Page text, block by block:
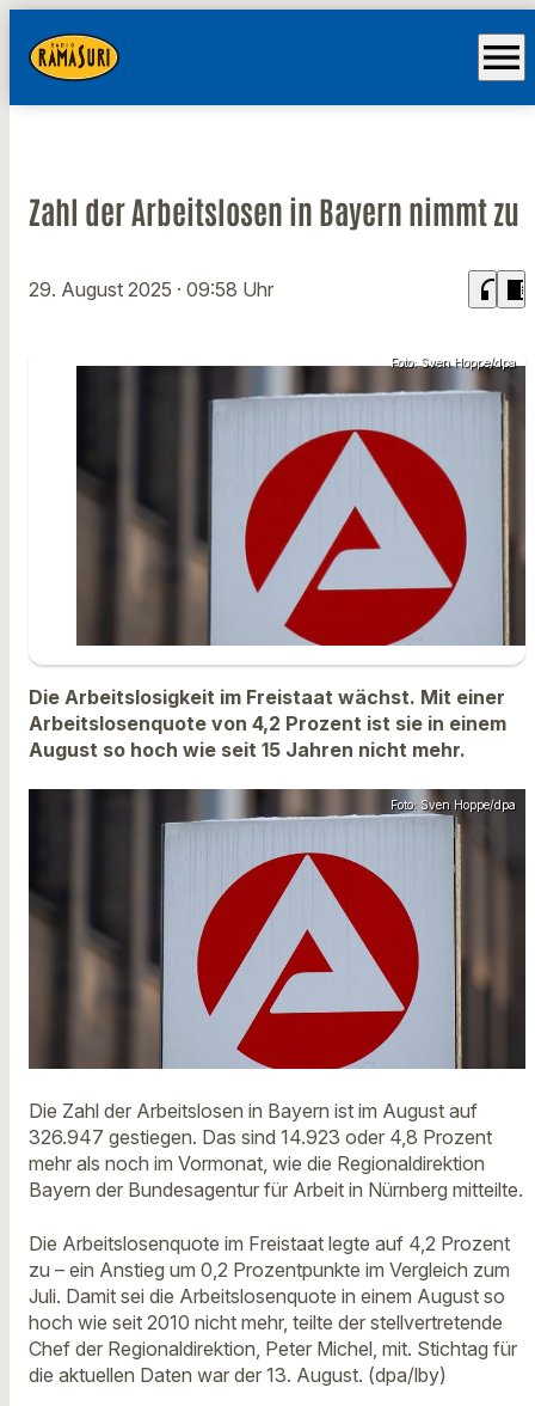
menu
Zahl der Arbeitslosen in Bayern nimmt zu
29. August 2025 · 09:58 Uhr headphones chrome_reader_mode
Foto: Sven Hoppe/dpa
Die Arbeitslosigkeit im Freistaat wächst. Mit einer
Arbeitslosenquote von 4,2 Prozent ist sie in einem
August so hoch wie seit 15 Jahren nicht mehr.
Foto: Sven Hoppe/dpa
Die Zahl der Arbeitslosen in Bayern ist im August auf
326.947 gestiegen. Das sind 14.923 oder 4,8 Prozent
mehr als noch im Vormonat, wie die Regionaldirektion
Bayern der Bundesagentur für Arbeit in Nürnberg mitteilte.
Die Arbeitslosenquote im Freistaat legte auf 4,2 Prozent
zu – ein Anstieg um 0,2 Prozentpunkte im Vergleich zum
Juli. Damit sei die Arbeitslosenquote in einem August so
hoch wie seit 2010 nicht mehr, teilte der stellvertretende
Chef der Regionaldirektion, Peter Michel, mit. Stichtag für
die aktuellen Daten war der 13. August. (dpa/lby)